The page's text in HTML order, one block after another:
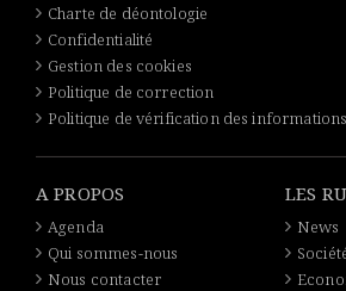
Charte de déontologie
Confidentialité
Gestion des cookies
Politique de correction
Politique de vérification des informations
A PROPOS
Agenda
Qui sommes-nous
Nous contacter
LES
News